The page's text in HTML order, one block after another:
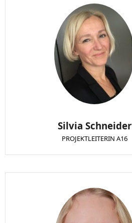
Silvia Schneider
PROJEKTLEITERIN A16